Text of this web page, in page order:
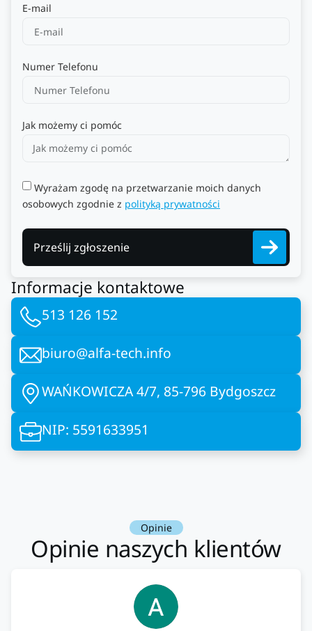
E-mail
Numer Telefonu
Jak możemy ci pomóc
Wyrażam zgodę na przetwarzanie moich danych
osobowych zgodnie z polityką prywatności
Prześlij zgłoszenie
Informacje kontaktowe
513 126 152
biuro@alfa-tech.info
WAŃKOWICZA 4/7, 85-796 Bydgoszcz
NIP: 5591633951
Opinie
Opinie naszych klientów